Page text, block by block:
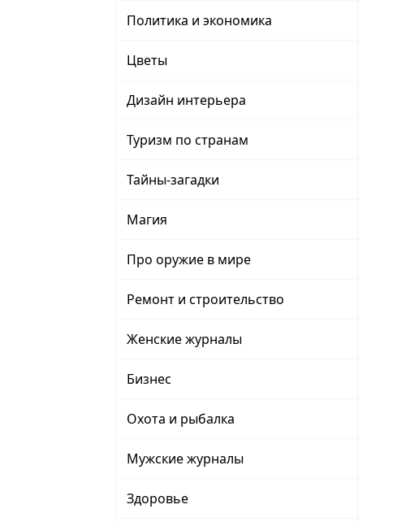
Политика и экономика
Цветы
Дизайн интерьера
Туризм по странам
Тайны-загадки
Магия
Про оружие в мире
Ремонт и строительство
Женские журналы
Бизнес
Охота и рыбалка
Мужские журналы
Здоровье